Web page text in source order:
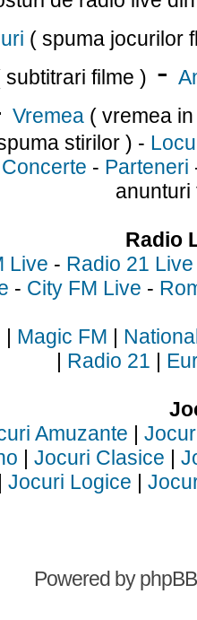
( spuma jocurilor
subtitrari filme ) -
Vremea ( vremea
stirilor ) -
Concerte - Parteneri
anunturi
Radio
Live - Radio 21 Live
- City FM Live -
| Magic FM |
| Radio 21 |
Amuzante |
| Jocuri Clasice |
| Jocuri Logice |
Powered byphpBB